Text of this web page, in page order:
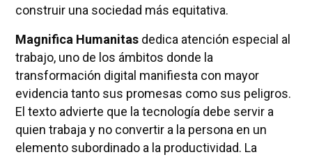
construir una sociedad más equitativa.
Magnifica Humanitasdedica atención especial al
trabajo, uno de los ámbitos donde la
transformación digital manifiesta con mayor
evidencia tanto sus promesas como sus peligros.
El texto advierte que la tecnología debe servir a
quien trabaja y no convertir a la persona en un
elemento subordinado a la productividad. La